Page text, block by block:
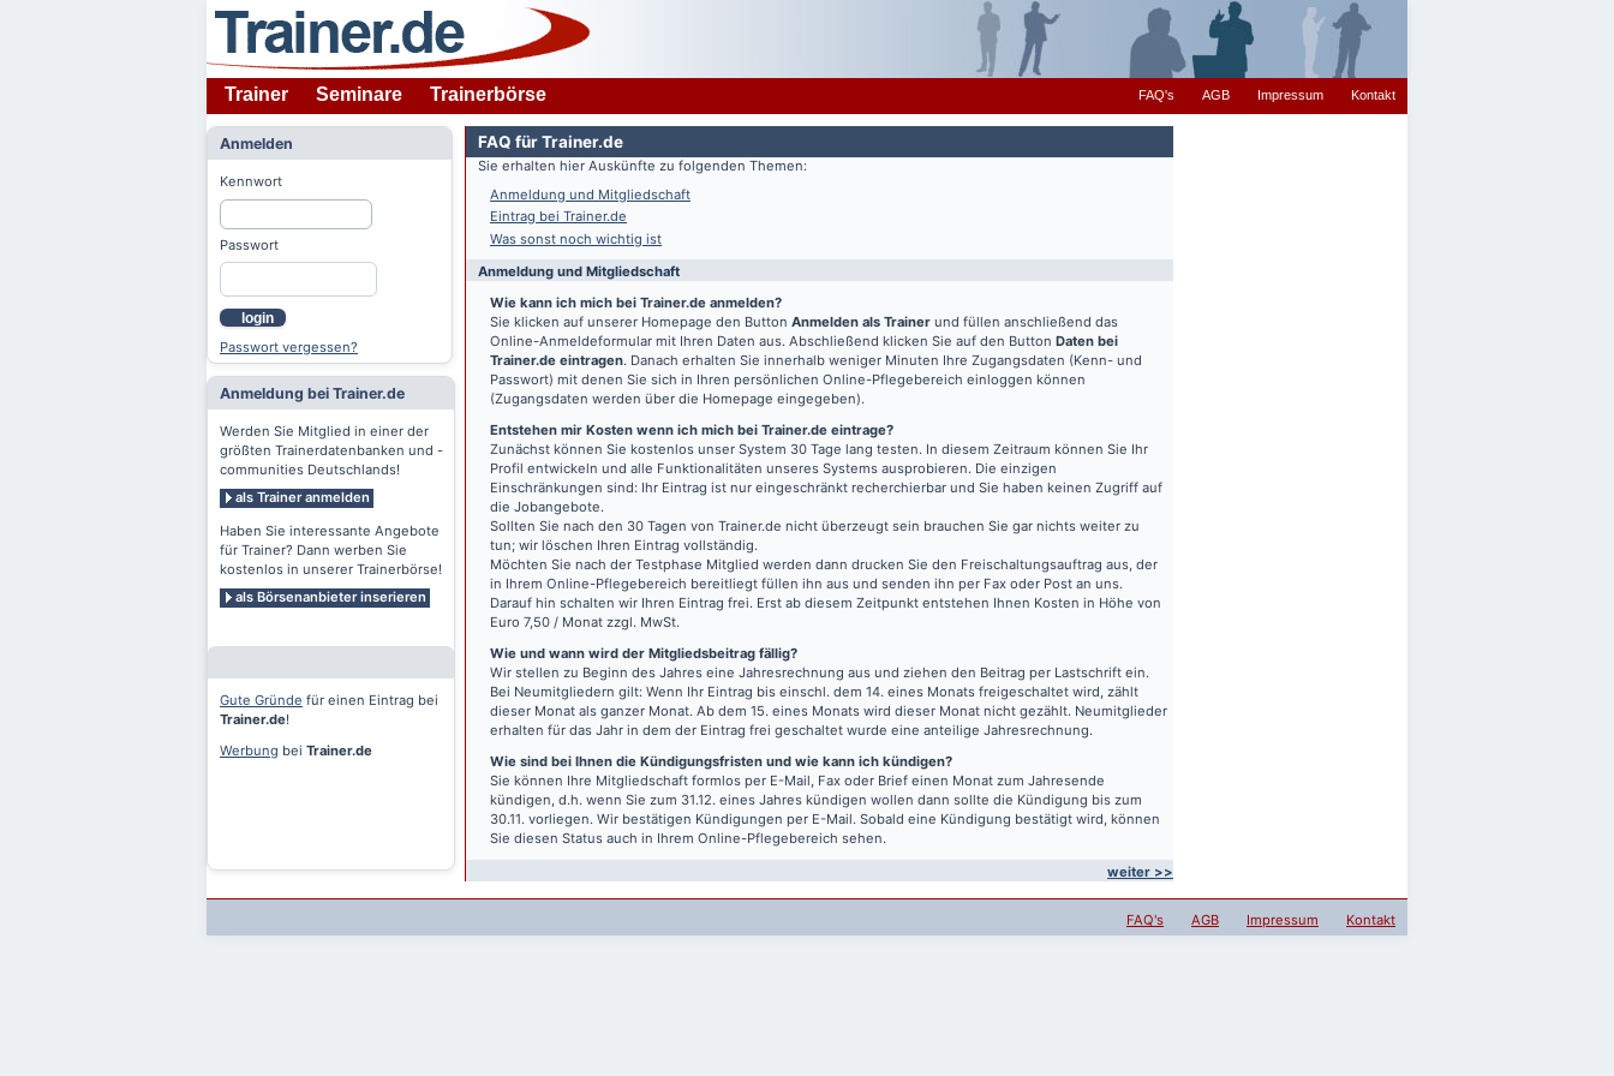
Trainer Seminare Trainerbörse FAQ's AGB Impressum Kontakt
Anmelden
Kennwort
Passwort
login
Passwort vergessen?
Anmeldung bei Trainer.de
Werden Sie Mitglied in einer der
größten Trainerdatenbanken und -
communities Deutschlands!
als Trainer anmelden
Haben Sie interessante Angebote
für Trainer? Dann werben Sie
kostenlos in unserer Trainerbörse!
als Börsenanbieter inserieren
Gute Gründe für einen Eintrag bei
Trainer.de!
Werbung bei Trainer.de
FAQ für Trainer.de
Sie erhalten hier Auskünfte zu folgenden Themen:
Anmeldung und Mitgliedschaft
Eintrag bei Trainer.de
Was sonst noch wichtig ist
Anmeldung und Mitgliedschaft
Wie kann ich mich bei Trainer.de anmelden?
Sie klicken auf unserer Homepage den Button Anmelden als Trainer und füllen anschließend das
Online-Anmeldeformular mit Ihren Daten aus. Abschließend klicken Sie auf den Button Daten bei
Trainer.de eintragen. Danach erhalten Sie innerhalb weniger Minuten Ihre Zugangsdaten (Kenn- und
Passwort) mit denen Sie sich in Ihren persönlichen Online-Pflegebereich einloggen können
(Zugangsdaten werden über die Homepage eingegeben).
Entstehen mir Kosten wenn ich mich bei Trainer.de eintrage?
Zunächst können Sie kostenlos unser System 30 Tage lang testen. In diesem Zeitraum können Sie Ihr
Profil entwickeln und alle Funktionalitäten unseres Systems ausprobieren. Die einzigen
Einschränkungen sind: Ihr Eintrag ist nur eingeschränkt recherchierbar und Sie haben keinen Zugriff auf
die Jobangebote.
Sollten Sie nach den 30 Tagen von Trainer.de nicht überzeugt sein brauchen Sie gar nichts weiter zu
tun; wir löschen Ihren Eintrag vollständig.
Möchten Sie nach der Testphase Mitglied werden dann drucken Sie den Freischaltungsauftrag aus, der
in Ihrem Online-Pflegebereich bereitliegt füllen ihn aus und senden ihn per Fax oder Post an uns.
Darauf hin schalten wir Ihren Eintrag frei. Erst ab diesem Zeitpunkt entstehen Ihnen Kosten in Höhe von
Euro 7,50 / Monat zzgl. MwSt.
Wie und wann wird der Mitgliedsbeitrag fällig?
Wir stellen zu Beginn des Jahres eine Jahresrechnung aus und ziehen den Beitrag per Lastschrift ein.
Bei Neumitgliedern gilt: Wenn Ihr Eintrag bis einschl. dem 14. eines Monats freigeschaltet wird, zählt
dieser Monat als ganzer Monat. Ab dem 15. eines Monats wird dieser Monat nicht gezählt. Neumitglieder
erhalten für das Jahr in dem der Eintrag frei geschaltet wurde eine anteilige Jahresrechnung.
Wie sind bei Ihnen die Kündigungsfristen und wie kann ich kündigen?
Sie können Ihre Mitgliedschaft formlos per E-Mail, Fax oder Brief einen Monat zum Jahresende
kündigen, d.h. wenn Sie zum 31.12. eines Jahres kündigen wollen dann sollte die Kündigung bis zum
30.11. vorliegen. Wir bestätigen Kündigungen per E-Mail. Sobald eine Kündigung bestätigt wird, können
Sie diesen Status auch in Ihrem Online-Pflegebereich sehen.
weiter >>
FAQ's AGB Impressum Kontakt